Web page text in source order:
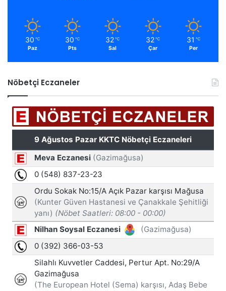
30 ℃
Paz
30 ℃
Pts
32 ℃
Sal
32 ℃
Çar
31 ℃
Per
Nöbetçi Eczaneler